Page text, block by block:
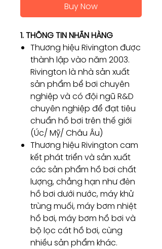
Buy Now
1. THÔNG TIN NHÃN HÀNG
Thương hiệu Rivington được
thành lập vào năm 2003.
Rivington là nhà sản xuất
sản phẩm bể bơi chuyên
nghiệp và có đội ngũ R&D
chuyên nghiệp để đạt tiêu
chuẩn hồ bơi trên thế giới
(Úc/ Mỹ/ Châu Âu)
Thương hiệu Rivington cam
kết phát triển và sản xuất
các sản phẩm hồ bơi chất
lượng, chẳng hạn như đèn
hồ bơi dưới nước, máy khử
trùng muối, máy bơm nhiệt
hồ bơi, máy bơm hồ bơi và
bộ lọc cát hồ bơi, cùng
nhiều sản phẩm khác.